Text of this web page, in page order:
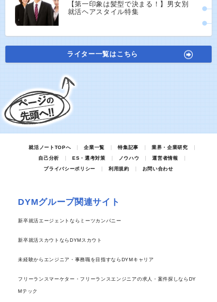
【第一印象は髪型で決まる！】男女別
就活ヘアスタイル特集
ライター一覧はこちら
就活ノートTOPへ 企業一覧 特集記事
業界・企業研究
自己分析
ES・選考対策 ノウハウ
運営者情報
プライバシーポリシー
利用規約 お問い合わせ
DYMグループ関連サイト
新卒就活エージェントならミーツカンパニー
新卒就活スカウトならDYMスカウト
未経験からエンジニア・事務職を目指すならDYMキャリア
フリーランスマーケター・フリーランスエンジニアの求人・案件探しならDY
Mテック